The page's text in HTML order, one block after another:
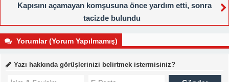
Kapısını açamayan komşusuna önce yardım etti, sonra
tacizde bulundu
Yorumlar (Yorum Yapılmamış)
Yazı hakkında görüşlerinizi belirtmek istermisiniz?